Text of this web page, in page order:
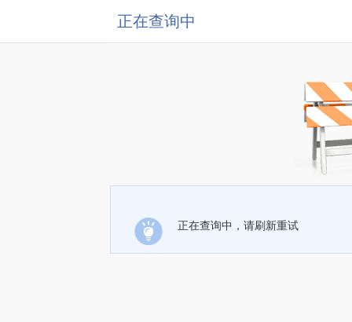
正在查询中
正在查询中，请刷新重试